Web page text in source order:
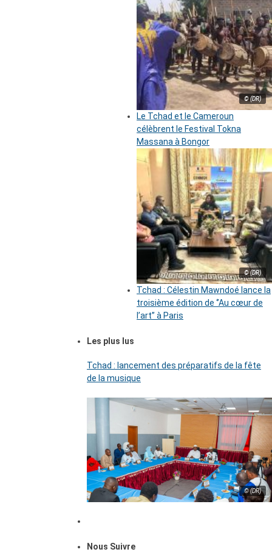
© (DR)
Le Tchad et le Cameroun
célèbrent le Festival Tokna
Massana à Bongor
© (DR)
Tchad : Célestin Mawndoé lance la
troisième édition de ‘’Au cœur de
l’art’’ à Paris
Les plus lus
Tchad : lancement des préparatifs de la fête
de la musique
© (DR)
Nous Suivre